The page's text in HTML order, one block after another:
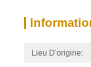
Lieu D'origine: